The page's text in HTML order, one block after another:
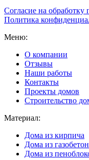
Согласие на
Политика
Меню:
О компании
Отзывы
Наши работы
Контакты
Проекты домов
Строительство
Материал:
Дома из кирпича
Дома из
Дома из